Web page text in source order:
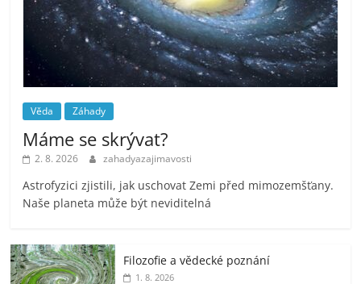
Věda Záhady
Máme se skrývat?
2. 8. 2026 zahadyazajimavosti
Astrofyzici zjistili, jak uschovat Zemi před mimozemšťany.
Naše planeta může být neviditelná
Filozofie a vědecké poznání
1. 8. 2026